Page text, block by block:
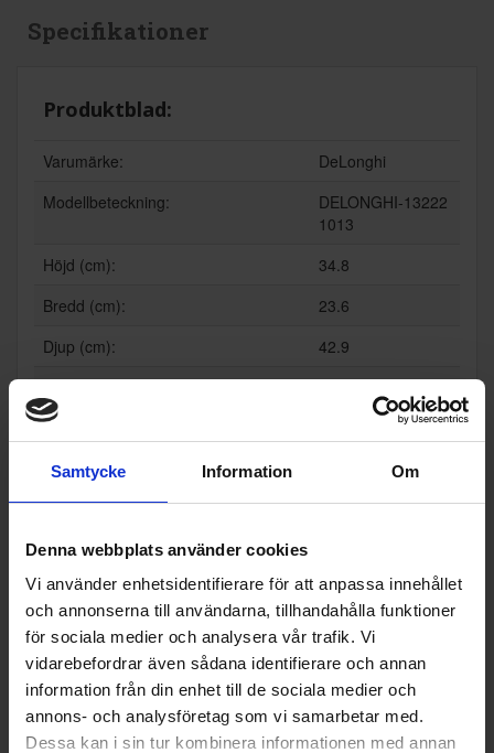
Samtycke Information Om
Denna webbplats använder cookies
Vi använder enhetsidentifierare för att anpassa innehållet
och annonserna till användarna, tillhandahålla funktioner
för sociala medier och analysera vår trafik. Vi
vidarebefordrar även sådana identifierare och annan
information från din enhet till de sociala medier och
annons- och analysföretag som vi samarbetar med.
Dessa kan i sin tur kombinera informationen med annan
Specifikationer
Produktblad:
Varumärke:
DeLonghi
Modellbeteckning:
DELONGHI-13222
1013
Höjd (cm):
34.8
Bredd (cm):
23.6
Djup (cm):
42.9
EAN
8004399331143
Allmän information
Enkel eller dubbel bryggare:
Färg:
Produktgrupp:
Espressobryggare
Funktioner och egenskaper
Automatisk avstängning (Ja/Nej):
Nej
Display (Ja/Nej):
Nej